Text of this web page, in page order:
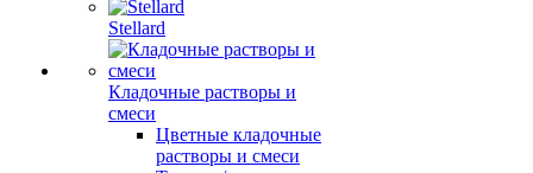
Stellard
Кладочные растворы и
смеси
Цветные кладочные
растворы и смеси